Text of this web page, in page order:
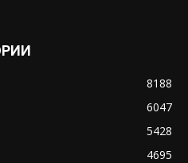
8188
6047
5428
4695